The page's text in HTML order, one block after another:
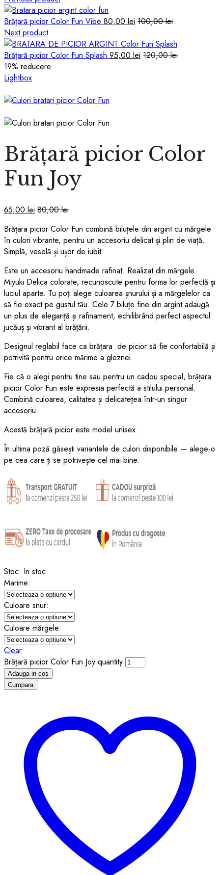
Brățară picior Color Fun Vibe 80,00 lei 100,00lei
Next product
Brățară picior Color Fun Splash 95,00 lei 120,00lei
19% reducere
Lightbox
Brățară picior Color
Fun Joy
65,00 lei 80,00lei
Brățara picior Color Fun combină biluțele din argint cu mărgele
în culori vibrante, pentru un accesoriu delicat și plin de viață.
Simplă, veselă și ușor de iubit.
Este un accesoriu handmade rafinat. Realizat din mărgele
Miyuki Delica colorate, recunoscute pentru forma lor perfectă și
luciul aparte. Tu poți alege culoarea șnurului și a mărgelelor ca
să fie exact pe gustul tău. Cele 7 biluțe fine din argint adaugă
un plus de eleganță și rafinament, echilibrând perfect aspectul
jucăuș și vibrant al brățării.
Designul reglabil face ca brățara de picior să fie confortabilă și
potrivită pentru orice mărime a gleznei.
Fie că o alegi pentru tine sau pentru un cadou special, brățara
picior Color Fun este expresia perfectă a stilului personal.
Combină culoarea, calitatea și delicatețea într-un singur
accesoriu.
Acestă brățară picior este model unisex.
În ultima poză găsești variantele de culori disponibile — alege-o
pe cea care ți se potrivește cel mai bine.
Stoc: In stoc
Marime:
Culoare snur:
Culoare mărgele:
Clear
Brățară picior Color Fun Joy quantity
Adauga in cos
Cumpara